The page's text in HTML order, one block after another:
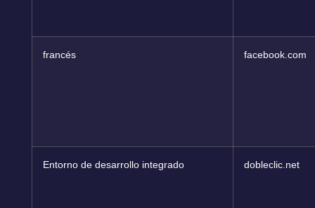
francés facebook.com
Entorno de desarrollo integrado dobleclic.net